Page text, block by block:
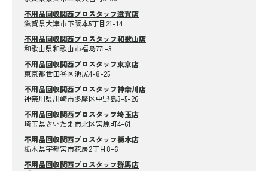
不用品回収関西プロスタッフ滋賀店
滋賀県大津市下阪本5丁目21-14
不用品回収関西プロスタッフ和歌山店
和歌山県和歌山市福島771-3
不用品回収関西プロスタッフ東京店
東京都世田谷区池尻4-8-25
不用品回収関西プロスタッフ神奈川店
神奈川県川崎市多摩区中野島3-5-26
不用品回収関西プロスタッフ埼玉店
埼玉県さいたま市北区宮原町4-61
不用品回収関西プロスタッフ栃木店
栃木県宇都宮市花房2丁目8-6
不用品回収関西プロスタッフ群馬店